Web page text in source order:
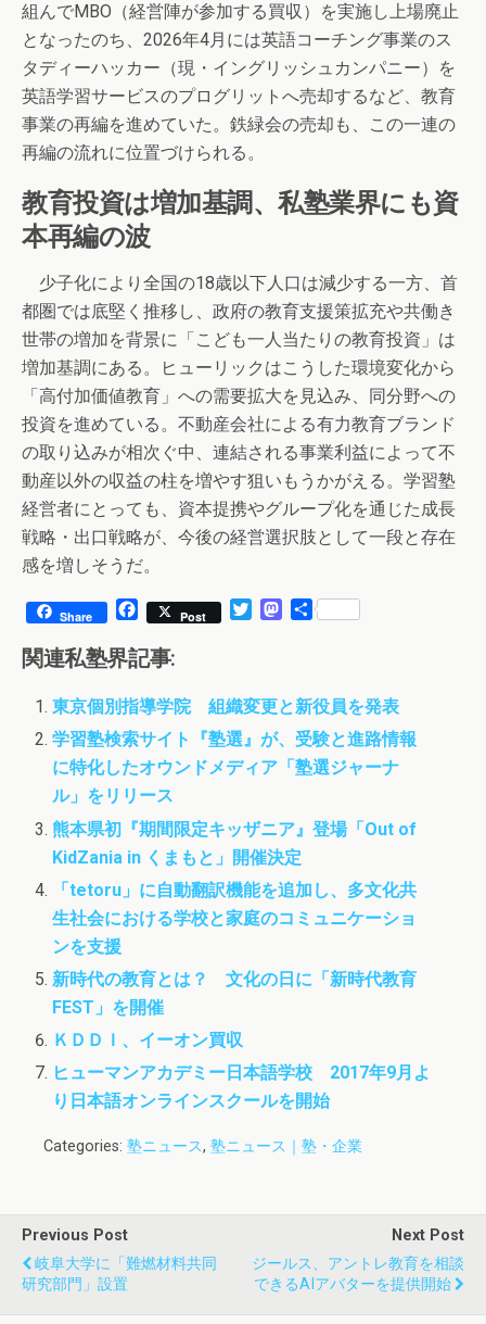
組んでMBO（経営陣が参加する買収）を実施し上場廃止
となったのち、2026年4月には英語コーチング事業のス
タディーハッカー（現・イングリッシュカンパニー）を
英語学習サービスのプログリットへ売却するなど、教育
事業の再編を進めていた。鉄緑会の売却も、この一連の
再編の流れに位置づけられる。
教育投資は増加基調、私塾業界にも資
本再編の波
少子化により全国の18歳以下人口は減少する一方、首
都圏では底堅く推移し、政府の教育支援策拡充や共働き
世帯の増加を背景に「こども一人当たりの教育投資」は
増加基調にある。ヒューリックはこうした環境変化から
「高付加価値教育」への需要拡大を見込み、同分野への
投資を進めている。不動産会社による有力教育ブランド
の取り込みが相次ぐ中、連結される事業利益によって不
動産以外の収益の柱を増やす狙いもうかがえる。学習塾
経営者にとっても、資本提携やグループ化を通じた成長
戦略・出口戦略が、今後の経営選択肢として一段と存在
感を増しそうだ。
Share
F
c
e
b
o
o
k
Post
t
e
M
o
d
o
n
共
関連私塾界記事:
東京個別指導学院 組織変更と新役員を発表
学習塾検索サイト『塾選』が、受験と進路情報
に特化したオウンドメディア「塾選ジャーナ
ル」をリリース
熊本県初『期間限定キッザニア』登場「Out of
KidZania in くまもと」開催決定
「tetoru」に自動翻訳機能を追加し、多文化共
生社会における学校と家庭のコミュニケーショ
ンを支援
新時代の教育とは？ 文化の日に「新時代教育
FEST」を開催
ＫＤＤＩ、イーオン買収
ヒューマンアカデミー日本語学校 2017年9月よ
り日本語オンラインスクールを開始
Categories: 塾ニュース, 塾ニュース｜塾・企業
Previous Post
岐阜大学に「難燃材料共同
研究部門」設置
Next Post
ジールス、アントレ教育を相談
できるAIアバターを提供開始